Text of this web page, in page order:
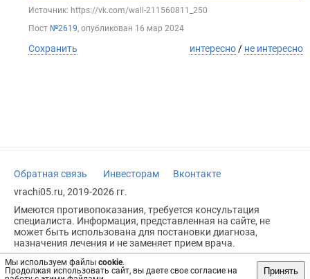
Мы используем файлы cookie.
Продолжая использовать сайт, вы даете свое согласие на
Принять
Источник: https://vk.com/wall-211560811_250
Пост №2619, опубликован 16 мар 2024
Сохранить интересно / не интересно
Обратная связь Инвесторам
Вконтакте
vrachi05.ru, 2019-2026 гг.
Имеются противопоказания, требуется консультация
специалиста. Информация, представленная на сайте, не
может быть использована для постановки диагноза,
назначения лечения и не заменяет прием врача.
Возрастное ограничение: 18+